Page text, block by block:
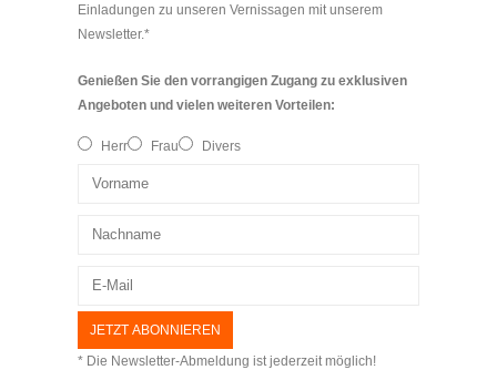
Einladungen zu unseren Vernissagen mit unserem
Newsletter.*
Genießen Sie den vorrangigen Zugang zu exklusiven
Angeboten und vielen weiteren Vorteilen:
Herr Frau Divers
* Die Newsletter-Abmeldung ist jederzeit möglich!